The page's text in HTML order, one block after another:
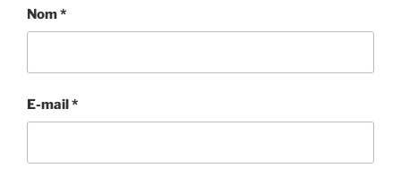
Nom*
E-mail*